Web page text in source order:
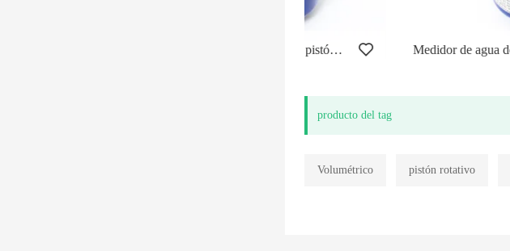
Medidor de agua de pistón rotatorio de latón
producto del tag
Volumétrico pistón rotativo